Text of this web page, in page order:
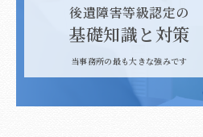
後遺障害等級認定の
基礎知識と対策
当事務所の最も大きな強みです